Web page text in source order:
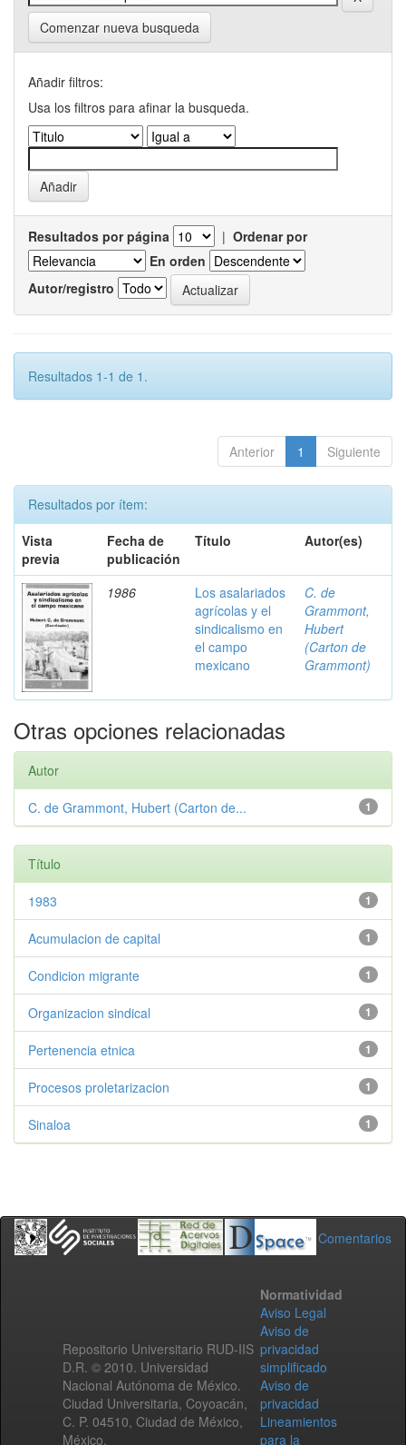
Comenzar nueva busqueda
Añadir filtros:
Usa los filtros para afinar la busqueda.
Resultados por página | Ordenar por
En orden
Autor/registro
Resultados 1-1 de 1.
Anterior 1 Siguiente
Resultados por ítem:
Vista
previa
Fecha de
publicación
Título Autor(es)
1986
Los asalariados
agrícolas y el
sindicalismo en
el campo
mexicano
C. de
Grammont,
Hubert
(Carton de
Grammont)
Otras opciones relacionadas
Autor
1
C. de Grammont, Hubert (Carton de...
Título
1
1983
1
Acumulacion de capital
1
Condicion migrante
1
Organizacion sindical
1
Pertenencia etnica
1
Procesos proletarizacion
1
Sinaloa
Comentarios
Repositorio Universitario RUD-IIS
D.R. © 2010. Universidad
Nacional Autónoma de México.
Ciudad Universitaria, Coyoacán,
C. P. 04510, Ciudad de México,
México.
Normatividad
Aviso Legal
Aviso de
privacidad
simplificado
Aviso de
privacidad
Lineamientos
para la